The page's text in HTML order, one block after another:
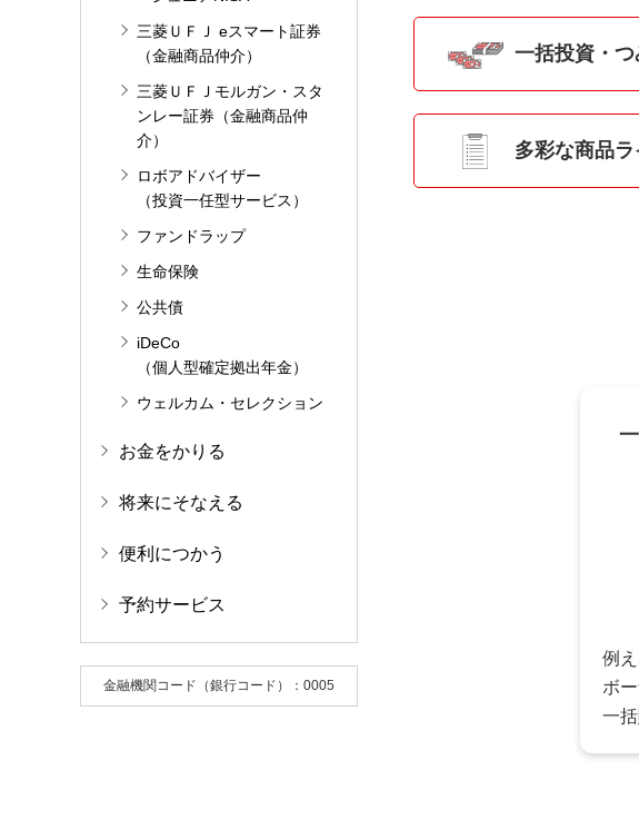
三菱ＵＦＪ eスマート証券
（金融商品仲介）
三菱ＵＦＪモルガン・スタ
ンレー証券（金融商品仲
介）
ロボアドバイザー
（投資一任型サービス）
ファンドラップ
生命保険
公共債
iDeCo
（個人型確定拠出年金）
ウェルカム・セレクション
お金をかりる
将来にそなえる
便利につかう
予約サービス
金融機関コード（銀行コード）：0005
通常の課税口座では、
の上限とし、投資から
一括投資・
成長投資枠は年間240
例えば、1年の間の好
入）することも可能です
多彩な商品ラ
例
ボ
一